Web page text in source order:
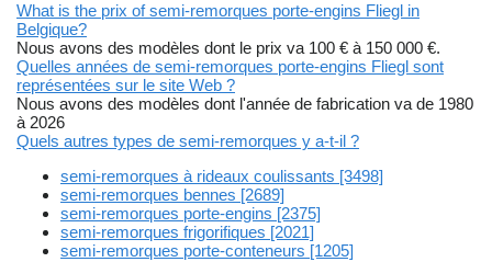
What is the prix of semi-remorques porte-engins Fliegl in
Belgique?
Nous avons des modèles dont le prix va 100 € à 150 000 €.
Quelles années de semi-remorques porte-engins Fliegl sont
représentées sur le site Web ?
Nous avons des modèles dont l'année de fabrication va de 1980
à 2026
Quels autres types de semi-remorques y a-t-il ?
semi-remorques à rideaux coulissants [3498]
semi-remorques bennes [2689]
semi-remorques porte-engins [2375]
semi-remorques frigorifiques [2021]
semi-remorques porte-conteneurs [1205]